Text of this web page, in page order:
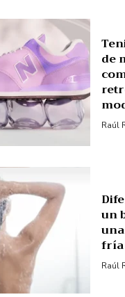
de
Raúl
un
fría
Raúl